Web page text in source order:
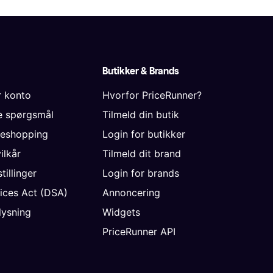
konto
spørgsmål
Act (DSA)
Butikker & Brands
Hvorfor PriceRunner?
Tilmeld din butik
Login for butikker
Tilmeld dit brand
Login for brands
Annoncering
Widgets
PriceRunner API